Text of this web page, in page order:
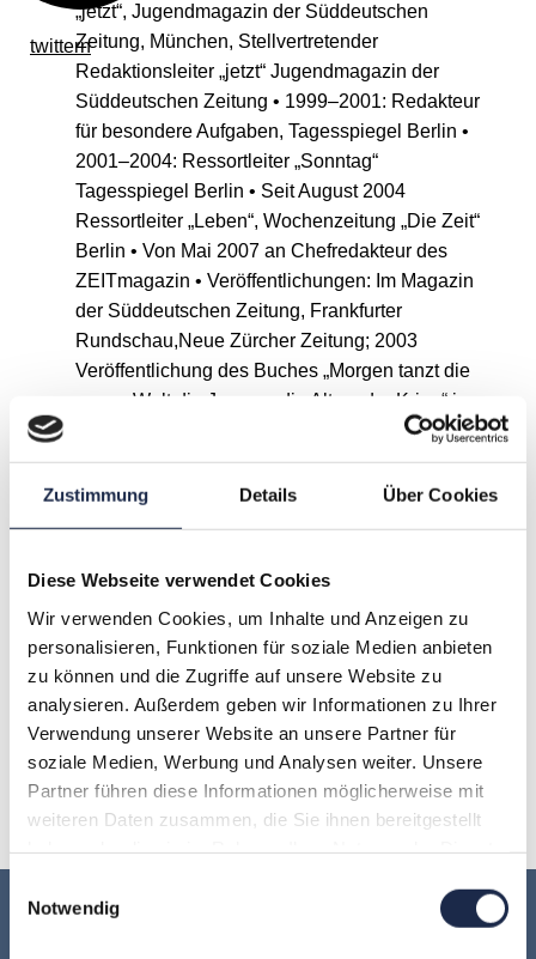
Zustimmung Details Über Cookies
Diese Webseite verwendet Cookies
Wir verwenden Cookies, um Inhalte und Anzeigen zu
personalisieren, Funktionen für soziale Medien anbieten
zu können und die Zugriffe auf unsere Website zu
analysieren. Außerdem geben wir Informationen zu Ihrer
Verwendung unserer Website an unsere Partner für
soziale Medien, Werbung und Analysen weiter. Unsere
Partner führen diese Informationen möglicherweise mit
weiteren Daten zusammen, die Sie ihnen bereitgestellt
Notwendig
twittern
„jetzt“, Jugendmagazin der Süddeutschen
Zeitung, München, Stellvertretender
Redaktionsleiter „jetzt“ Jugendmagazin der
Süddeutschen Zeitung • 1999–2001: Redakteur
für besondere Aufgaben, Tagesspiegel Berlin •
2001–2004: Ressortleiter „Sonntag“
Tagesspiegel Berlin • Seit August 2004
Ressortleiter „Leben“, Wochenzeitung „Die Zeit“
Berlin • Von Mai 2007 an Chefredakteur des
ZEITmagazin • Veröffentlichungen: Im Magazin
der Süddeutschen Zeitung, Frankfurter
Rundschau,Neue Zürcher Zeitung; 2003
Veröffentlichung des Buches „Morgen tanzt die
ganze Welt die Jungen, die Alten, der Krieg“ im
Karl Blessing Verlag, das mit Hermann-Hesse-
Nachwuchspreis ausgezeichnet wird; 2004
Porträt über den Politiker Michel Friedman, das
A B C D E F G
H I J K L M N
V Y Z
Keine Veranstaltung mehr verpassen: